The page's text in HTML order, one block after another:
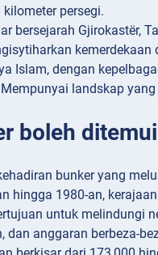
persegi.
bersejarah Gjirokastër,
Islam, dengan
Mempunyai landskap
boleh
bunker yang
hingga 1980-an,
untuk melindungi
dan anggaran berbeza-